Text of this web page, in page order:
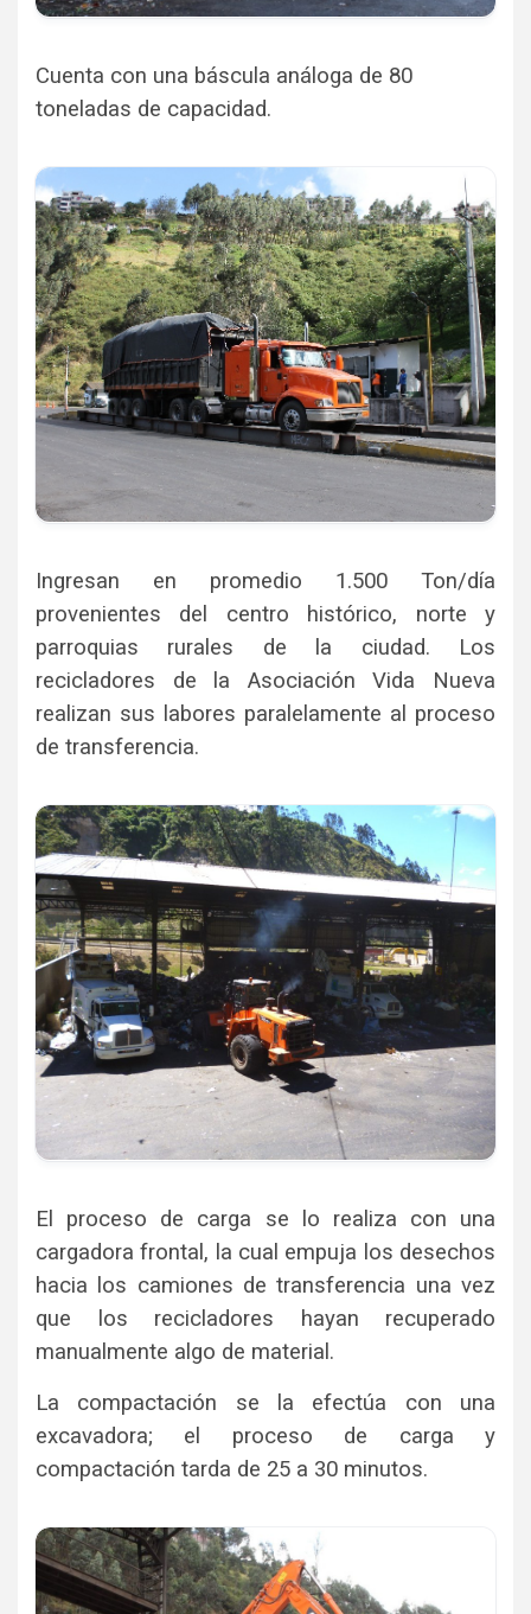
Cuenta con una báscula análoga de 80
toneladas de capacidad.
Ingresan en promedio 1.500 Ton/día
provenientes del centro histórico, norte y
parroquias rurales de la ciudad. Los
recicladores de la Asociación Vida Nueva
realizan sus labores paralelamente al proceso
de transferencia.
El proceso de carga se lo realiza con una
cargadora frontal, la cual empuja los desechos
hacia los camiones de transferencia una vez
que los recicladores hayan recuperado
manualmente algo de material.
La compactación se la efectúa con una
excavadora; el proceso de carga y
compactación tarda de 25 a 30 minutos.